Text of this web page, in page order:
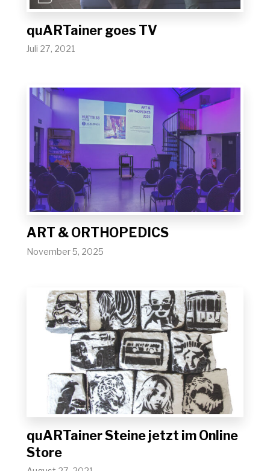
quARTainer goes TV
Juli 27, 2021
ART & ORTHOPEDICS
November 5, 2025
quARTainer Steine jetzt im Online
Store